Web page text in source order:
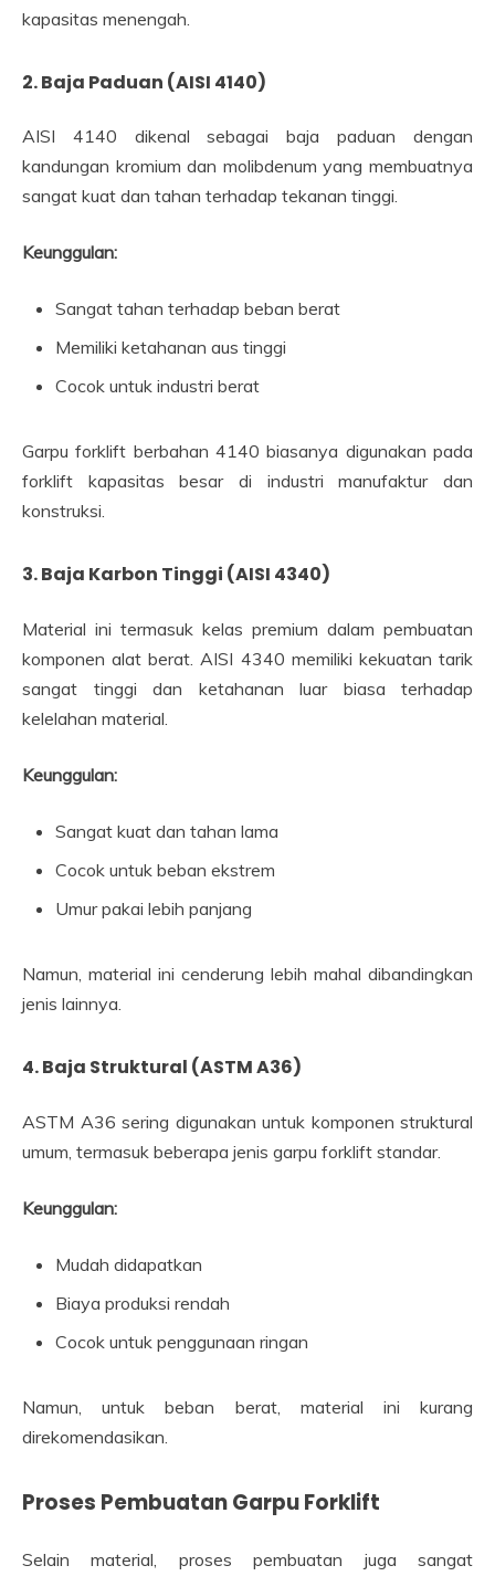
kapasitas menengah.
2. Baja Paduan (AISI 4140)
AISI 4140 dikenal sebagai baja paduan dengan
kandungan kromium dan molibdenum yang membuatnya
sangat kuat dan tahan terhadap tekanan tinggi.
Keunggulan:
Sangat tahan terhadap beban berat
Memiliki ketahanan aus tinggi
Cocok untuk industri berat
Garpu forklift berbahan 4140 biasanya digunakan pada
forklift kapasitas besar di industri manufaktur dan
konstruksi.
3. Baja Karbon Tinggi (AISI 4340)
Material ini termasuk kelas premium dalam pembuatan
komponen alat berat. AISI 4340 memiliki kekuatan tarik
sangat tinggi dan ketahanan luar biasa terhadap
kelelahan material.
Keunggulan:
Sangat kuat dan tahan lama
Cocok untuk beban ekstrem
Umur pakai lebih panjang
Namun, material ini cenderung lebih mahal dibandingkan
jenis lainnya.
4. Baja Struktural (ASTM A36)
ASTM A36 sering digunakan untuk komponen struktural
umum, termasuk beberapa jenis garpu forklift standar.
Keunggulan:
Mudah didapatkan
Biaya produksi rendah
Cocok untuk penggunaan ringan
Namun, untuk beban berat, material ini kurang
direkomendasikan.
Proses Pembuatan Garpu Forklift
Selain material, proses pembuatan juga sangat